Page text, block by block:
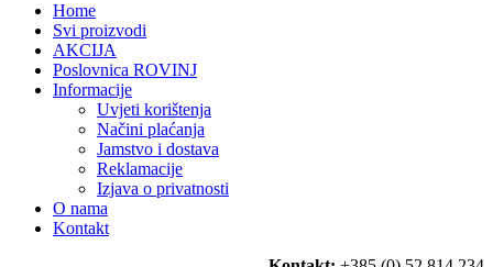
Home
Svi proizvodi
AKCIJA
Poslovnica ROVINJ
Informacije
Uvjeti korištenja
Načini plaćanja
Jamstvo i dostava
Reklamacije
Izjava o privatnosti
O nama
Kontakt